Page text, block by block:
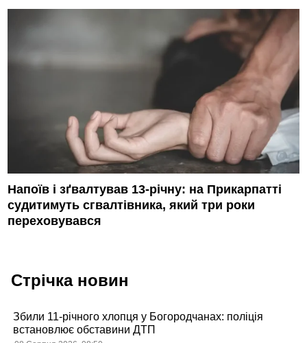
Напоїв і зґвалтував 13-річну: на Прикарпатті
судитимуть сгвалтівника, який три роки
переховувався
Стрічка новин
Збили 11-річного хлопця у Богородчанах: поліція
встановлює обставини ДТП